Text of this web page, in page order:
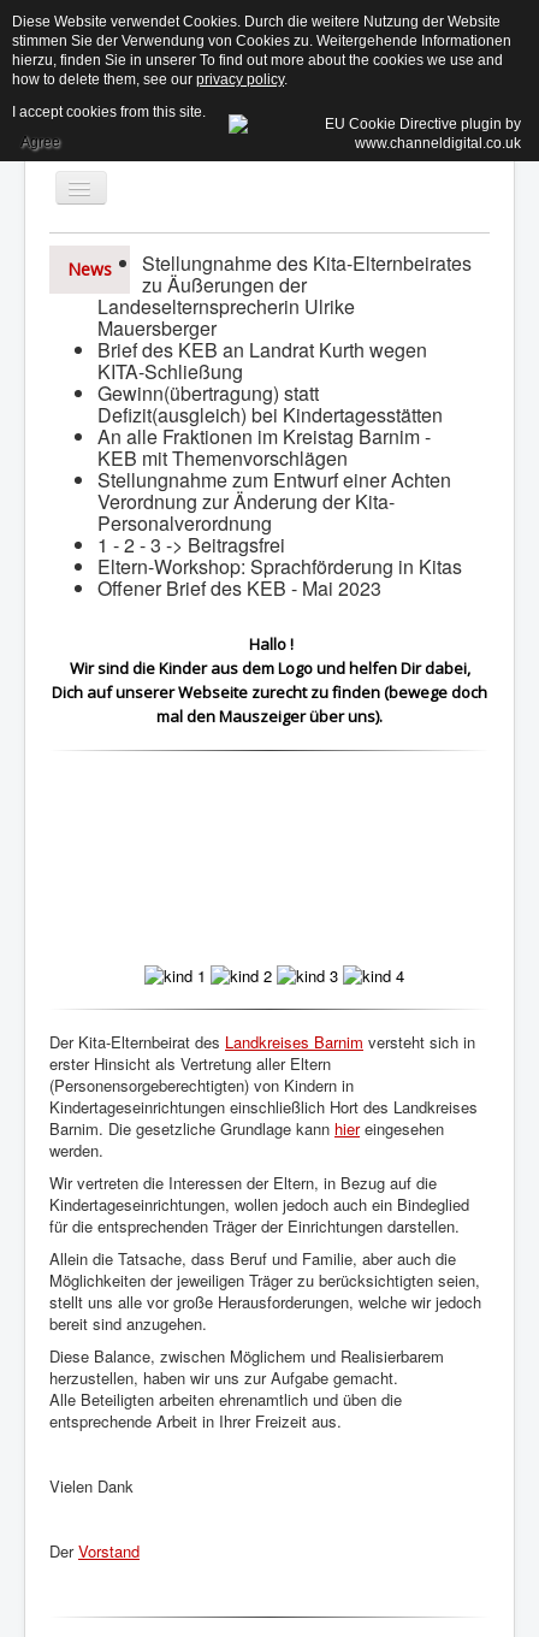
Toggle
Navigation
Aktuelles
Der Beirat ↓
Informationen ↓
Termine
Kontakt
Login
Suchen...
News Stellungnahme des Kita-Elternbeirates
zu Äußerungen der
Landeselternsprecherin Ulrike
Mauersberger
Brief des KEB an Landrat Kurth wegen
KITA-Schließung
Gewinn(übertragung) statt
Defizit(ausgleich) bei Kindertagesstätten
An alle Fraktionen im Kreistag Barnim -
KEB mit Themenvorschlägen
Stellungnahme zum Entwurf einer Achten
Verordnung zur Änderung der Kita-
Personalverordnung
1 - 2 - 3 -> Beitragsfrei
Eltern-Workshop: Sprachförderung in Kitas
Offener Brief des KEB - Mai 2023
Hallo !
Wir sind die Kinder aus dem Logo und helfen Dir dabei,
Dich auf unserer Webseite zurecht zu finden (bewege doch
mal den Mauszeiger über uns).
Der Kita-Elternbeirat des Landkreises Barnim versteht sich in
erster Hinsicht als Vertretung aller Eltern
(Personensorgeberechtigten) von Kindern in
Kindertageseinrichtungen einschließlich Hort des Landkreises
Barnim. Die gesetzliche Grundlage kann hiereingesehen
werden.
Wir vertreten die Interessen der Eltern, in Bezug auf die
Kindertageseinrichtungen, wollen jedoch auch ein Bindeglied
für die entsprechenden Träger der Einrichtungen darstellen.
Allein die Tatsache, dass Beruf und Familie, aber auch die
Möglichkeiten der jeweiligen Träger zu berücksichtigten seien,
stellt uns alle vor große Herausforderungen, welche wir jedoch
bereit sind anzugehen.
Diese Balance, zwischen Möglichem und Realisierbarem
herzustellen, haben wir uns zur Aufgabe gemacht.
Alle Beteiligten arbeiten ehrenamtlich und üben die
entsprechende Arbeit in Ihrer Freizeit aus.
Vielen Dank
DerVorstand
Diese Website verwendet Cookies. Durch die weitere Nutzung der Website
stimmen Sie der Verwendung von Cookies zu. Weitergehende Informationen
hierzu, finden Sie in unserer To find out more about the cookies we use and
how to delete them, see our privacy policy.
I accept cookies from this site.
Agree